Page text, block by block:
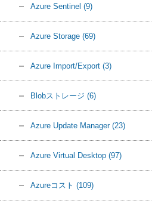
Azure Sentinel (9)
Azure Storage (69)
Azure Import/Export (3)
Blobストレージ (6)
Azure Update Manager (23)
Azure Virtual Desktop (97)
Azureコスト (109)